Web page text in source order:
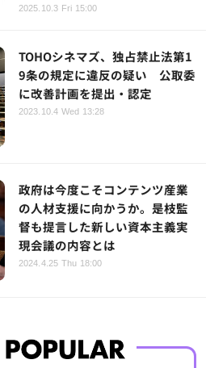
2025.10.3 Fri 15:00
TOHOシネマズ、独占禁止法第1
9条の規定に違反の疑い 公取委
に改善計画を提出・認定
2023.10.4 Wed 13:28
政府は今度こそコンテンツ産業
の人材支援に向かうか。是枝監
督も提言した新しい資本主義実
現会議の内容とは
2024.4.25 Thu 18:00